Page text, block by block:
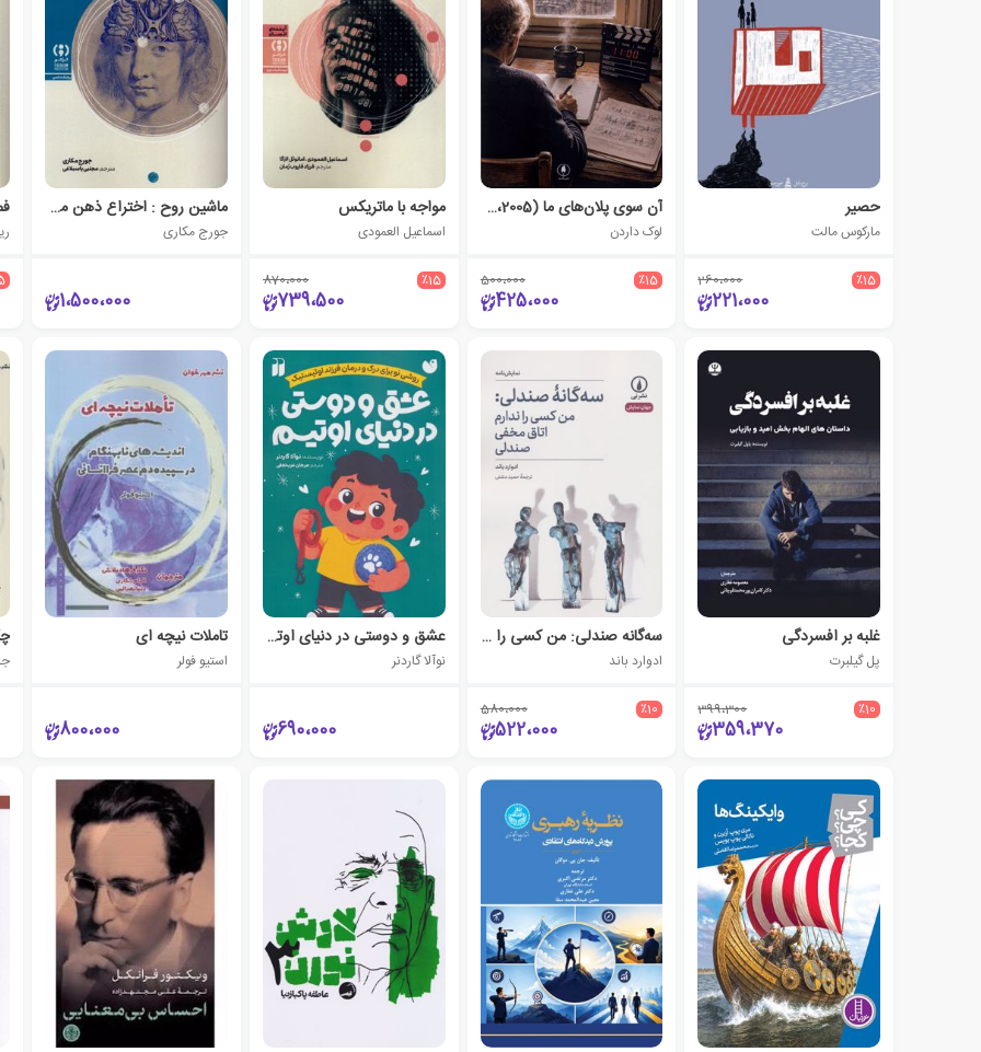
حصیر
مارکوس مالت
٪15 260،000
221،000
آن ‌سوی‌ پلان‌های ما (2014،2005)
لوک داردن
٪15 500،000
425،000
مواجه با ماتریکس
اسماعیل العمودی
٪15 870،000
739،500
ماشین روح : اختراع‌ ذهن‌ مدرن
جورج مکاری
1،500،000
غلبه بر افسردگی
پل گیلبرت
٪10 399،300
359،370
سه‌گانه صندلی: من کسی را ندارم، اتاق مخفی، صندلی
ادوارد باند
٪10 580،000
522،000
عشق و دوستی در دنیای اوتیسم
نوآلا گاردنر
690،000
تاملات نیچه ای
استیو فولر
800،000